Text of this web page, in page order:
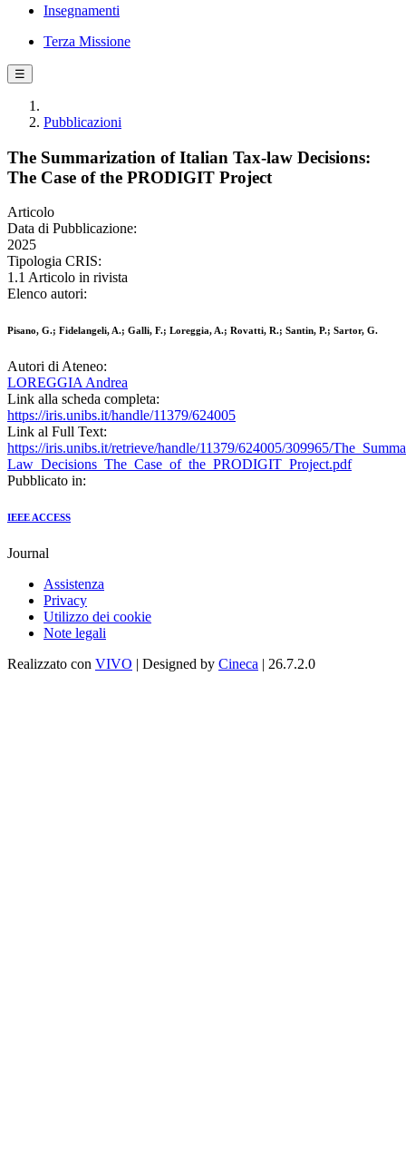
Insegnamenti
Terza Missione
☰
Pubblicazioni
The Summarization of Italian Tax-law Decisions:
The Case of the PRODIGIT Project
Articolo
Data di Pubblicazione:
2025
Tipologia CRIS:
1.1 Articolo in rivista
Elenco autori:
Pisano, G.; Fidelangeli, A.; Galli, F.; Loreggia, A.; Rovatti, R.; Santin, P.; Sartor, G.
Autori di Ateneo:
LOREGGIA Andrea
Link alla scheda completa:
https://iris.unibs.it/handle/11379/624005
Link al Full Text:
https://iris.unibs.it/retrieve/handle/11379/624005/309965/
Law_Decisions_The_Case_of_the_PRODIGIT_Project.pdf
Pubblicato in:
IEEE ACCESS
Journal
Assistenza
Privacy
Utilizzo dei cookie
Note legali
Realizzato con VIVO | Designed by Cineca | 26.7.2.0